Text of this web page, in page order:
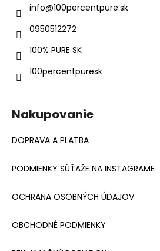
info@100percentpure.sk
0950512272
100% PURE SK
100percentpuresk
Nakupovanie
DOPRAVA A PLATBA
PODMIENKY SÚŤAŽE NA INSTAGRAME
OCHRANA OSOBNÝCH ÚDAJOV
OBCHODNÉ PODMIENKY